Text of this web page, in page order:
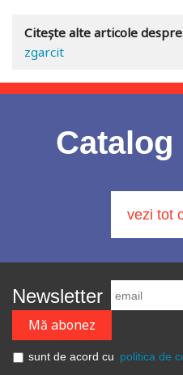
Citește alte articole
zgarcit
vezi tot
Newsletter
sunt de acord cu politica de